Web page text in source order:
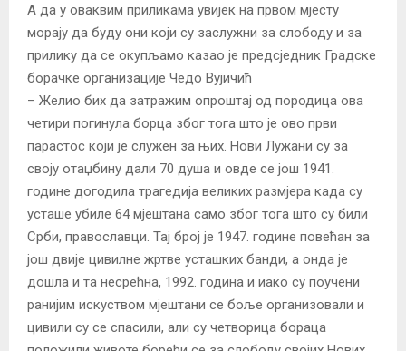
А да у оваквим приликама увијек на првом мјесту
морају да буду они који су заслужни за слободу и за
прилику да се окупљамо казао је предсједник Градске
борачке организације Чедо Вујичић
– Желио бих да затражим опроштај од породица ова
четири погинула борца због тога што је ово први
парастос који је служен за њих. Нови Лужани су за
своју отаџбину дали 70 душа и овде се још 1941.
године догодила трагедија великих размјера када су
усташе убиле 64 мјештана само због тога што су били
Срби, православци. Тај број је 1947. године повећан за
још двије цивилне жртве усташких банди, а онда је
дошла и та несрећна, 1992. година и иако су поучени
ранијим искуством мјештани се боље организовали и
цивили су се спасили, али су четворица бораца